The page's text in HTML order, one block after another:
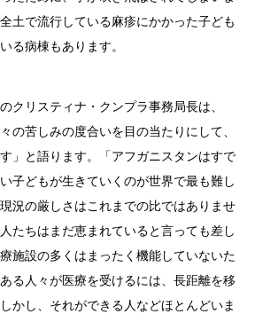
土で流行している麻疹にかかった子ども
る病棟もあります。
クリスティナ・クンプラ事務局長は、
の苦しみの度合いを目の当たりにして、
」と語ります。「アフガニスタンはすで
子どもが生きていくのが世界で最も難し
況の厳しさはこれまでの比ではありませ
たちはまだ恵まれていると言っても差し
施設の多くはまったく機能していないた
る人々が医療を受けるには、長距離を移
かし、それができる人などほとんどいま